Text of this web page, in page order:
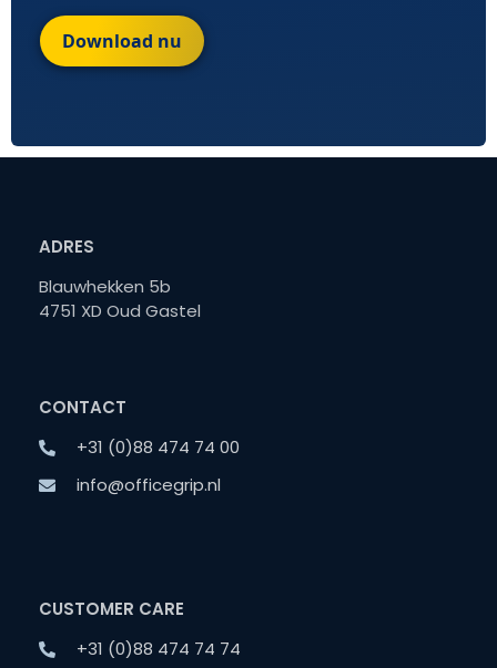
Download nu
ADRES
Blauwhekken 5b
4751 XD Oud Gastel
CONTACT
+31 (0)88 474 74 00
info@officegrip.nl
CUSTOMER CARE
+31 (0)88 474 74 74